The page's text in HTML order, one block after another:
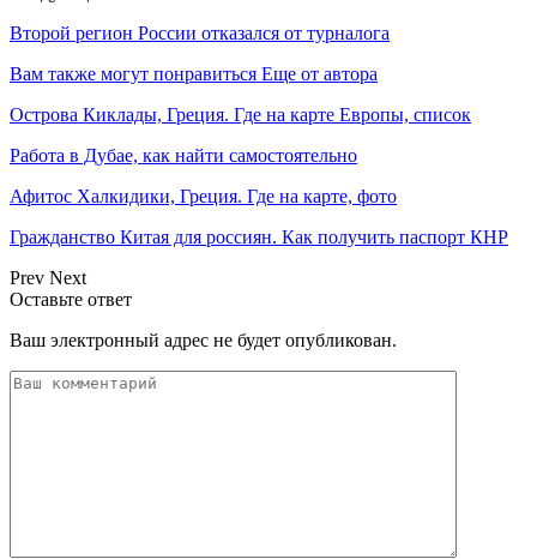
Второй регион России отказался от турналога
Вам также могут понравиться Еще от автора
Острова Киклады, Греция. Где на карте Европы, список
Работа в Дубае, как найти самостоятельно
Афитос Халкидики, Греция. Где на карте, фото
Гражданство Китая для россиян. Как получить паспорт КНР
Prev Next
Оставьте ответ
Ваш электронный адрес не будет опубликован.